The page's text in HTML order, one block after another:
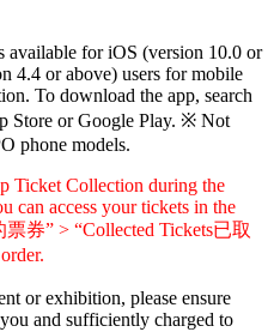
for iOS (version 10.0 or
4.4 or above) users for mobile
To download the app, search
Store or Google Play. ※ Not
phone models.
Ticket Collection during the
can access your tickets in the
券” > “Collected Tickets已取
or exhibition, please ensure
and sufficiently charged to